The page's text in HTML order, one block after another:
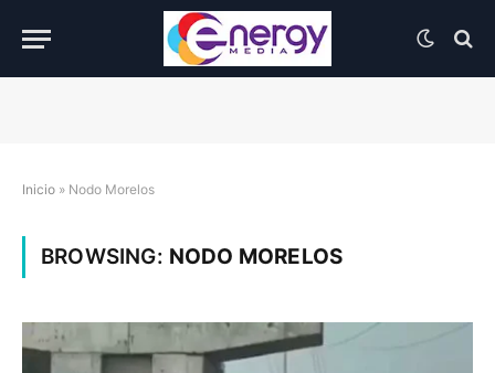
Inicio » Nodo Morelos
BROWSING: NODO MORELOS